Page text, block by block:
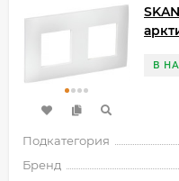
В
Подкатегория
Бренд